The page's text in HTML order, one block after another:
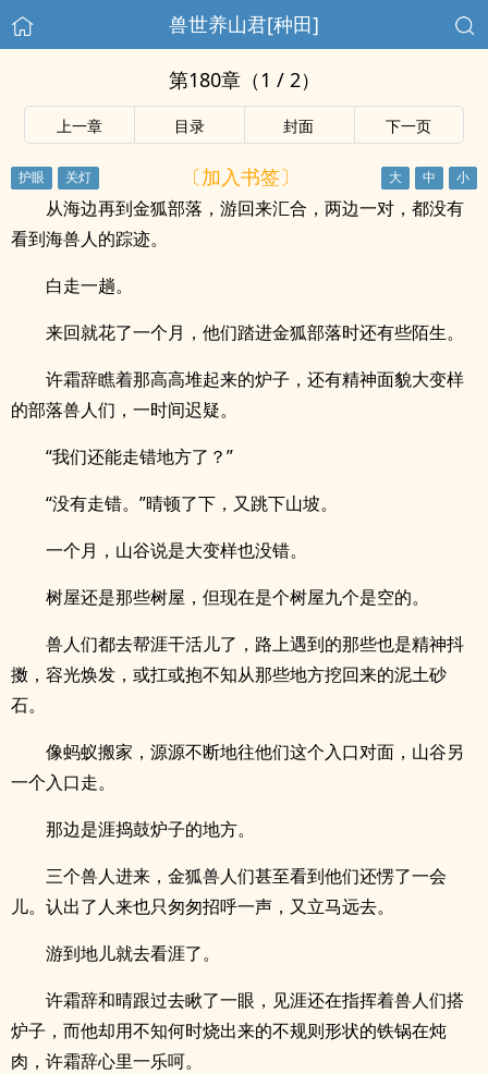
兽世养山君[种田]
第180章（1 / 2）
上一章 目录 封面 下一页
〔加入书签〕
从海边再到金狐部落，游回来汇合，两边一对，都没有
看到海兽人的踪迹。
白走一趟。
来回就花了一个月，他们踏进金狐部落时还有些陌生。
许霜辞瞧着那高高堆起来的炉子，还有精神面貌大变样
的部落兽人们，一时间迟疑。
“我们还能走错地方了？”
“没有走错。”晴顿了下，又跳下山坡。
一个月，山谷说是大变样也没错。
树屋还是那些树屋，但现在是个树屋九个是空的。
兽人们都去帮涯干活儿了，路上遇到的那些也是精神抖
擞，容光焕发，或扛或抱不知从那些地方挖回来的泥土砂
石。
像蚂蚁搬家，源源不断地往他们这个入口对面，山谷另
一个入口走。
那边是涯捣鼓炉子的地方。
三个兽人进来，金狐兽人们甚至看到他们还愣了一会
儿。认出了人来也只匆匆招呼一声，又立马远去。
游到地儿就去看涯了。
许霜辞和晴跟过去瞅了一眼，见涯还在指挥着兽人们搭
炉子，而他却用不知何时烧出来的不规则形状的铁锅在炖
肉，许霜辞心里一乐呵。